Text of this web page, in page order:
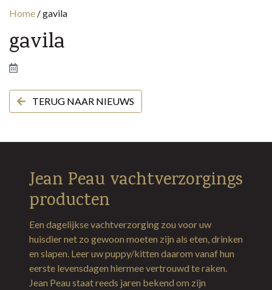
Home /gavila
gavila
TERUG NAAR NIEUWS
Jean Peau vachtverzorgings
producten
Een dagelijkse vachtverzorging zou voor uw
huisdier net zo gewoon moeten zijn als eten, drinken
en slapen. Leer uw puppy/kitten daarom vanaf hun
eerste levensdagen hiermee vertrouwd te raken.
Jean Peau staat reeds jaren bekend om zijn